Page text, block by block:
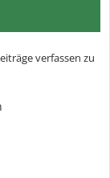
verfassen zu